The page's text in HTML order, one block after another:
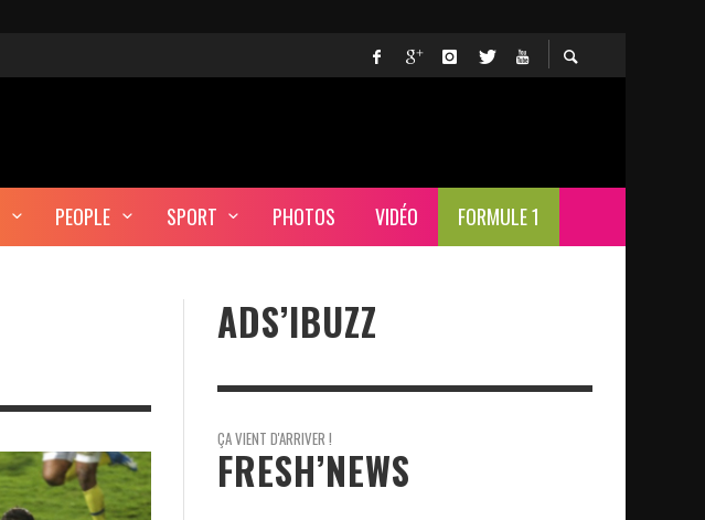
PEOPLE SPORT PHOTOS VIDÉO FORMULE 1
ADS’IBUZZ
ÇA VIENT D'ARRIVER !
FRESH’NEWS